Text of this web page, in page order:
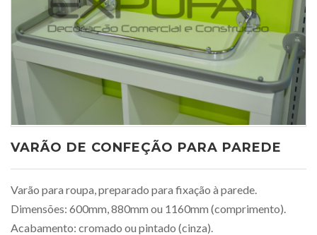
VARÃO DE CONFEÇÃO PARA PAREDE
Varão para roupa, preparado para fixação à parede.
Dimensões: 600mm, 880mm ou 1160mm (comprimento).
Acabamento: cromado ou pintado (cinza).